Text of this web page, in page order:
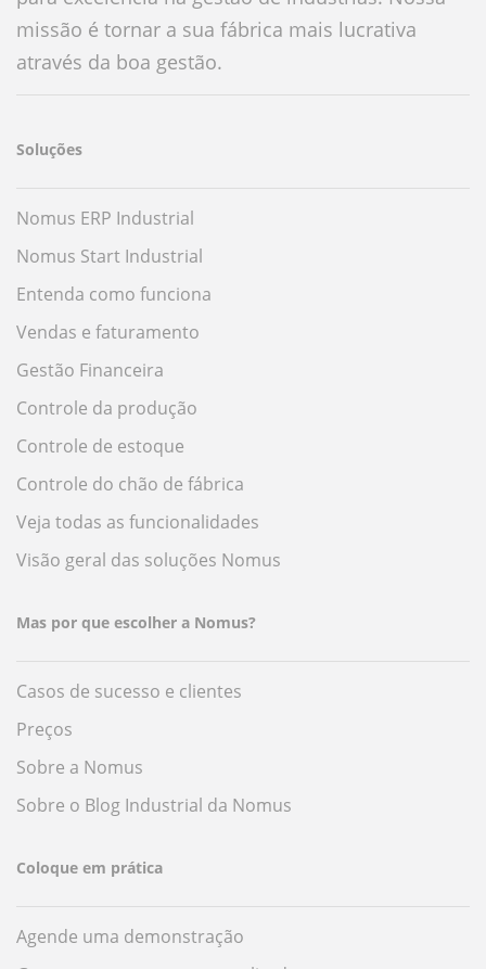
missão é tornar a sua fábrica mais lucrativa
através da boa gestão.
Soluções
Nomus ERP Industrial
Nomus Start Industrial
Entenda como funciona
Vendas e faturamento
Gestão Financeira
Controle da produção
Controle de estoque
Controle do chão de fábrica
Veja todas as funcionalidades
Visão geral das soluções Nomus
Mas por que escolher a Nomus?
Casos de sucesso e clientes
Preços
Sobre a Nomus
Sobre o Blog Industrial da Nomus
Coloque em prática
Agende uma demonstração